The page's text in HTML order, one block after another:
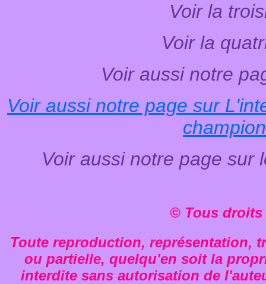
Voir la
Voir la
Voir aussi notre
Voir aussi notre page sur
Voir aussi notre page sur
© Tous droits
Toute reproduction, représentation,
ou partielle, quelqu'en soit la
interdite sans autorisation de